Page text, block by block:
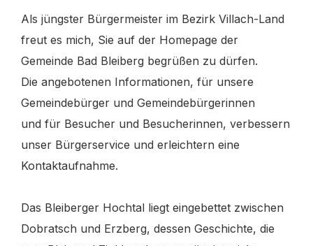
Als jüngster Bürgermeister im Bezirk Villach-Land
freut es mich, Sie auf der Homepage der
Gemeinde Bad Bleiberg begrüßen zu dürfen.
Die angebotenen Informationen, für unsere
Gemeindebürger und Gemeindebürgerinnen
und für Besucher und Besucherinnen, verbessern
unser Bürgerservice und erleichtern eine
Kontaktaufnahme.
Das Bleiberger Hochtal liegt eingebettet zwischen
Dobratsch und Erzberg, dessen Geschichte, die